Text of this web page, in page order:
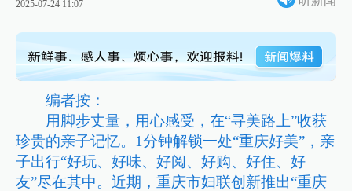
2025-07-24 11:07
编者按：
用脚步丈量，用心感受，在“寻美路上”收获
珍贵的亲子记忆。1分钟解锁一处“重庆好美”，亲
子出行“好玩、好味、好阅、好购、好住、好
友”尽在其中。近期，重庆市妇联创新推出“重庆